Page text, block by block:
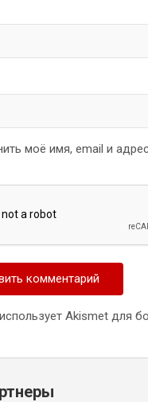
моё имя, email и
Akismet для